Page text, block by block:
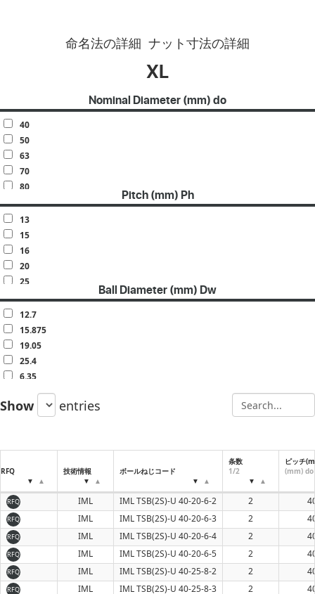
命名法の詳細 ナット寸法の詳細
XL
Nominal Diameter (mm) do
40
50
63
70
80
100
120
140
160
Pitch (mm) Ph
13
15
16
20
25
30
32
40
50
60
Ball Diameter (mm) Dw
12.7
15.875
19.05
25.4
6.35
7.938
9.525
Show entries
RFQ 技術情報 ボールねじコード
条数
1/2
ピッチ
(mm) do
RFQ IML IML TSB(2S)-U 40-20-6-2 2
RFQ IML IML TSB(2S)-U 40-20-6-3 2
RFQ IML IML TSB(2S)-U 40-20-6-4 2
RFQ IML IML TSB(2S)-U 40-20-6-5 2
RFQ IML IML TSB(2S)-U 40-25-8-2 2
RFQ IML IML TSB(2S)-U 40-25-8-3 2